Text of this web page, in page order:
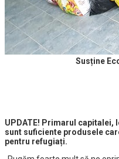
Susține
UPDATE! Primarul capitalei,
sunt suficiente produsele
pentru refugiați.